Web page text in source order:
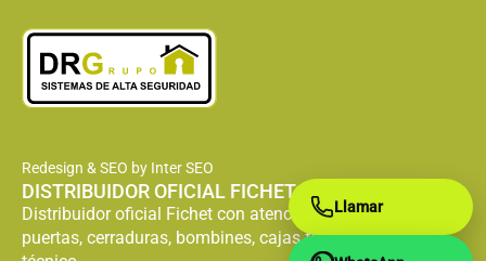
Redesign & SEO by Inter SEO
DISTRIBUIDOR OFICIAL FICHET
Distribuidor oficial Fichet con atención especializada en
puertas, cerraduras, bombines, cajas fuertes y servicio
Llamar